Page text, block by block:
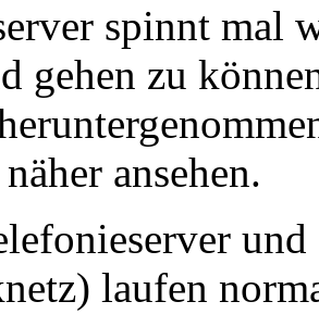
spinnt mal
gehen zu
ansehen.
laufen